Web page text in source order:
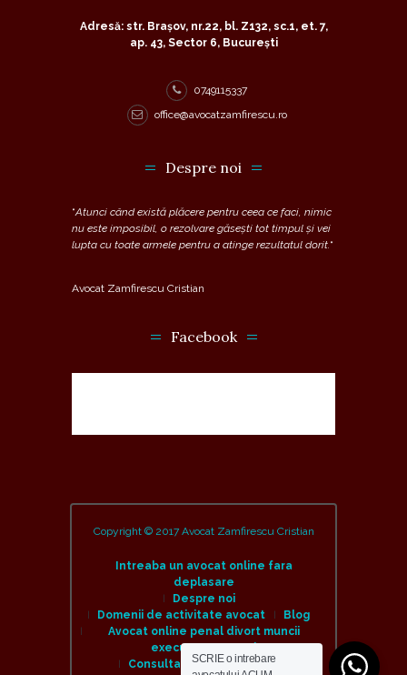
Adresă: str. Brașov, nr.22, bl. Z132, sc.1, et. 7,
ap. 43, Sector 6, București
0749115337
office@avocatzamfirescu.ro
Despre noi
“Atunci când există plăcere pentru ceea ce faci, nimic
nu este imposibil, o rezolvare găsești tot timpul și vei
lupta cu toate armele pentru a atinge rezultatul dorit. “
Avocat Zamfirescu Cristian
Facebook
Copyright © 2017 Avocat Zamfirescu Cristian
Intreaba un avocat online fara
deplasare
Despre noi
Domenii de activitate avocat
Blog
Avocat online penal divort muncii
executare amenzi
Consulta un avocat online
SCRIE o intrebare